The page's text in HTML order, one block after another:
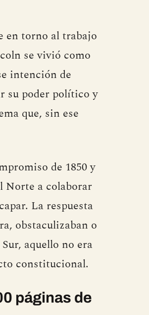
en torno al trabajo
se vivió como
intención de
su poder político y
que, sin ese
de 1850 y
Norte a colaborar
La respuesta
obstaculizaban o
aquello no era
constitucional.
páginas de